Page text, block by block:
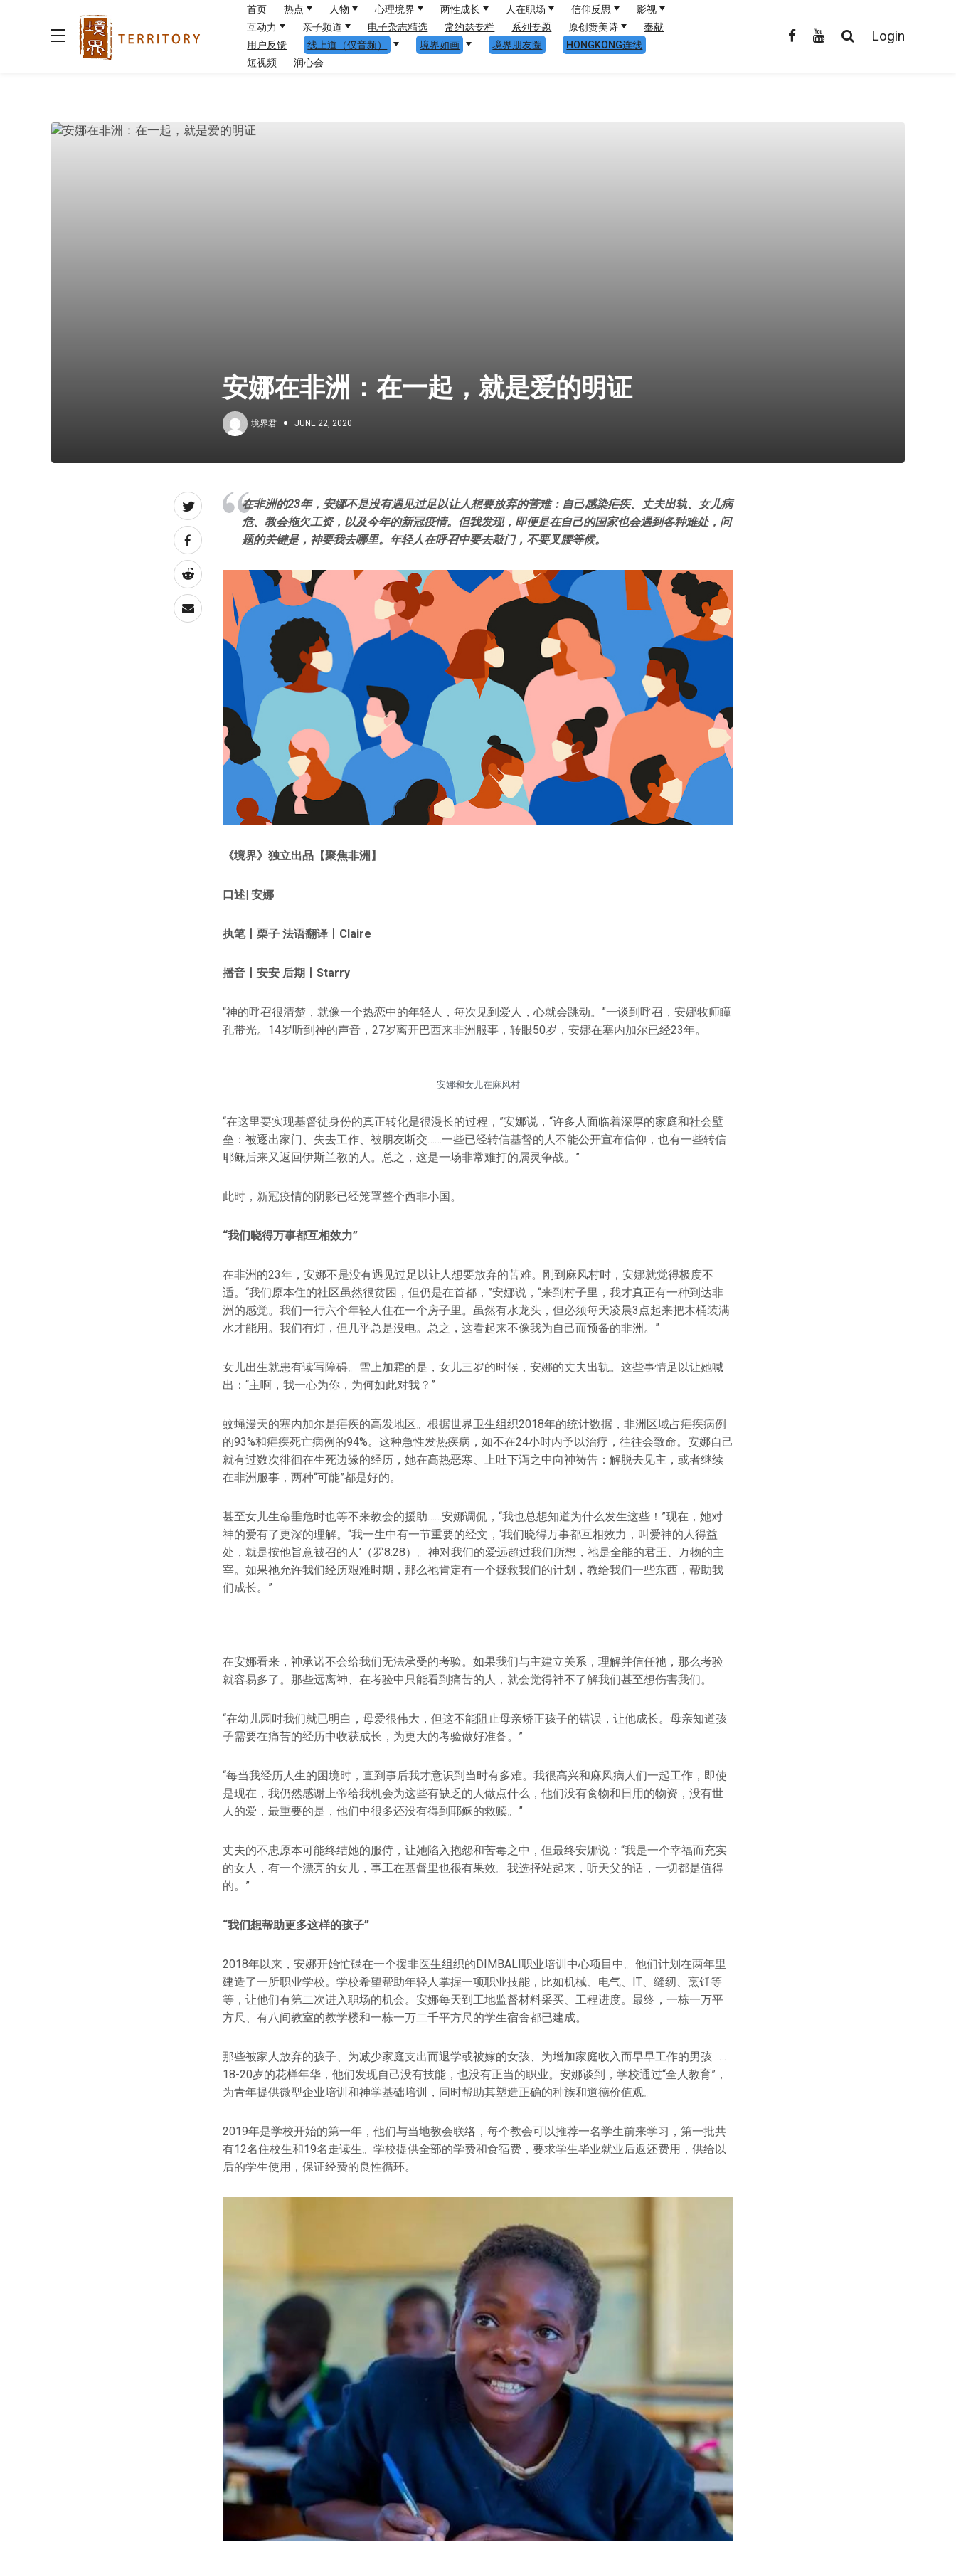
首页 热点 人物 心理境界 两性成长 人在职场 信仰反思
影视
互动力
亲子频道 电子杂志精选 常约瑟专栏 系列专题 原创赞美诗
奉献
用户反馈
线上道（仅音频） 境界如画 境界朋友圈
HONGKONG连线
短视频
润心会
Login
安娜在非洲：在一起，就是爱的明证
境界君 JUNE 22, 2020
在非洲的23年，安娜不是没有遇见过足以让人想要放弃的苦难：自己感染疟疾、丈夫出轨、女儿病
危、教会拖欠工资，以及今年的新冠疫情。但我发现，即便是在自己的国家也会遇到各种难处，问
题的关键是，神要我去哪里。年轻人在呼召中要去敲门，不要叉腰等候。
《境界》独立出品 【聚焦非洲 】
口述| 安娜
执笔丨栗子 法语翻译丨 Claire
播音丨安安 后期丨Starry
“神的呼召很清楚，就像一个热恋中的年轻人，每次见到爱人，心就会跳动。”一谈到呼召，安娜牧师瞳
孔带光。14岁听到神的声音，27岁离开巴西来非洲服事，转眼50岁，安娜在塞内加尔已经23年。
安娜和女儿在麻风村
“在这里要实现基督徒身份的真正转化是很漫长的过程，”安娜说，“许多人面临着深厚的家庭和社会壁
垒：被逐出家门、失去工作、被朋友断交……一些已经转信基督的人不能公开宣布信仰，也有一些转信
耶稣后来又返回伊斯兰教的人。总之，这是一场非常难打的属灵争战。”
此时，新冠疫情的阴影已经笼罩整个西非小国。
“我们晓得万事都互相效力”
在非洲的23年，安娜不是没有遇见过足以让人想要放弃的苦难。刚到麻风村时，安娜就觉得极度不
适。“我们原本住的社区虽然很贫困，但仍是在首都，”安娜说，“来到村子里，我才真正有一种到达非
洲的感觉。我们一行六个年轻人住在一个房子里。虽然有水龙头，但必须每天凌晨3点起来把木桶装满
水才能用。我们有灯，但几乎总是没电。总之，这看起来不像我为自己而预备的非洲。”
女儿出生就患有读写障碍。雪上加霜的是，女儿三岁的时候，安娜的丈夫出轨。这些事情足以让她喊
出：“主啊，我一心为你，为何如此对我？”
蚊蝇漫天的塞内加尔是疟疾的高发地区。根据世界卫生组织2018年的统计数据，非洲区域占疟疾病例
的93%和疟疾死亡病例的94%。这种急性发热疾病，如不在24小时内予以治疗，往往会致命。安娜自己
就有过数次徘徊在生死边缘的经历，她在高热恶寒、上吐下泻之中向神祷告：解脱去见主，或者继续
在非洲服事，两种“可能”都是好的。
甚至女儿生命垂危时也等不来教会的援助……安娜调侃，“我也总想知道为什么发生这些！”现在，她对
神的爱有了更深的理解。“我一生中有一节重要的经文，‘我们晓得万事都互相效力，叫爱神的人得益
处，就是按他旨意被召的人’（罗8:28）。神对我们的爱远超过我们所想，祂是全能的君王、万物的主
宰。如果祂允许我们经历艰难时期，那么祂肯定有一个拯救我们的计划，教给我们一些东西，帮助我
们成长。”
在安娜看来，神承诺不会给我们无法承受的考验。如果我们与主建立关系，理解并信任祂，那么考验
就容易多了。那些远离神、在考验中只能看到痛苦的人，就会觉得神不了解我们甚至想伤害我们。
“在幼儿园时我们就已明白，母爱很伟大，但这不能阻止母亲矫正孩子的错误，让他成长。母亲知道孩
子需要在痛苦的经历中收获成长，为更大的考验做好准备。”
“每当我经历人生的困境时，直到事后我才意识到当时有多难。我很高兴和麻风病人们一起工作，即使
是现在，我仍然感谢上帝给我机会为这些有缺乏的人做点什么，他们没有食物和日用的物资，没有世
人的爱，最重要的是，他们中很多还没有得到耶稣的救赎。”
丈夫的不忠原本可能终结她的服侍，让她陷入抱怨和苦毒之中，但最终安娜说：“我是一个幸福而充实
的女人，有一个漂亮的女儿，事工在基督里也很有果效。我选择站起来，听天父的话，一切都是值得
的。”
“我们想帮助更多这样的孩子”
2018年以来，安娜开始忙碌在一个援非医生组织的DIMBALI职业培训中心项目中。他们计划在两年里
建造了一所职业学校。学校希望帮助年轻人掌握一项职业技能，比如机械、电气、IT、缝纫、烹饪等
等，让他们有第二次进入职场的机会。安娜每天到工地监督材料采买、工程进度。最终，一栋一万平
方尺、有八间教室的教学楼和一栋一万二千平方尺的学生宿舍都已建成。
那些被家人放弃的孩子、为减少家庭支出而退学或被嫁的女孩、为增加家庭收入而早早工作的男孩……
18-20岁的花样年华，他们发现自己没有技能，也没有正当的职业。安娜谈到，学校通过“全人教育”，
为青年提供微型企业培训和神学基础培训，同时帮助其塑造正确的种族和道德价值观。
2019年是学校开始的第一年，他们与当地教会联络，每个教会可以推荐一名学生前来学习，第一批共
有12名住校生和19名走读生。学校提供全部的学费和食宿费，要求学生毕业就业后返还费用，供给以
后的学生使用，保证经费的良性循环。